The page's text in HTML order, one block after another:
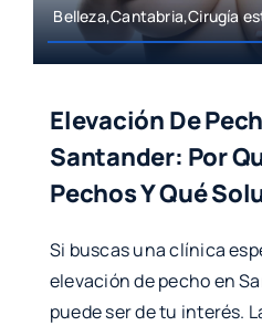
Belleza,Cantabria,Cirugía
Elevación De
Santander: Por
Pechos Y Qué
Si buscas una clínica
elevación de pecho en
puede ser de tu interés.